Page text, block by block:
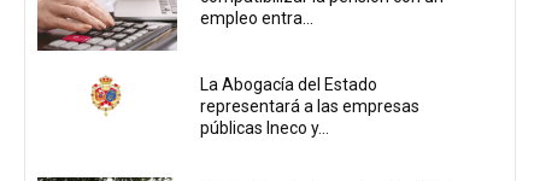
empleo entra...
La Abogacía del Estado
representará a las empresas
públicas Ineco y...